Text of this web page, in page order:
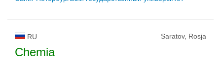
RU Saratov, Rosja
Chemia